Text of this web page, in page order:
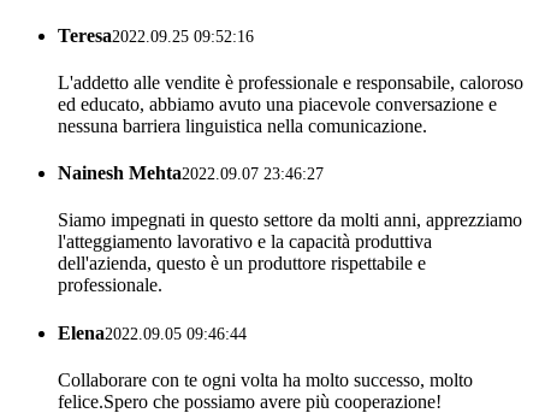
Teresa2022.09.25 09:52:16
L'addetto alle vendite è professionale e responsabile, caloroso
ed educato, abbiamo avuto una piacevole conversazione e
nessuna barriera linguistica nella comunicazione.
Nainesh Mehta2022.09.07 23:46:27
Siamo impegnati in questo settore da molti anni, apprezziamo
l'atteggiamento lavorativo e la capacità produttiva
dell'azienda, questo è un produttore rispettabile e
professionale.
Elena2022.09.05 09:46:44
Collaborare con te ogni volta ha molto successo, molto
felice.Spero che possiamo avere più cooperazione!